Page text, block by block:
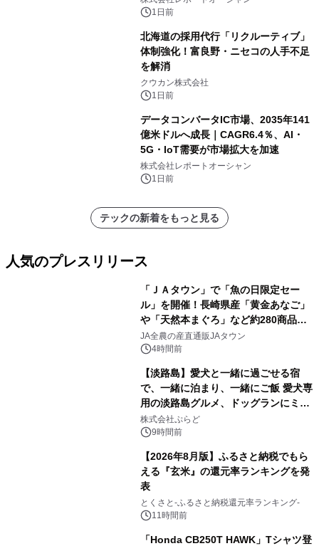
速1日前
北海道の採用代行「リクルーティブ」
体制強化！富良野・ニセコの人手不足
を解消
クウカン株式会社
1日前
データコンバータIC市場、2035年141
億米ドルへ成長｜CAGR6.4％、AI・
5G・IoT需要が市場拡大を加速
株式会社レポートオーシャン
1日前
テックの新着をもっと見る
人気のプレスリリース
「ＪＡタウン」で「魚の日限定セー
ル」を開催！長崎県産「黄金あなご」
や「天然本まぐろ」など約280商品を
販売！～毎月１０日の定例企画～
JA全農の産直通販JAタウン
4時間前
【淡路島】愛犬と一緒に過ごせる宿
で、一緒に泊まり、一緒にご飯 愛犬専
用の淡路島グルメ、ドッグランにミニ
プール グランピングとトレーラーハウ
スの2施設で
株式会社ぷらど
9時間前
【2026年8月版】ふるさと納税でもら
える『玄米』の還元率ランキングを発
表
とくさと-ふるさと納税還元率ランキング-
11時間前
「Honda CB250T HAWK」Tシャツ登